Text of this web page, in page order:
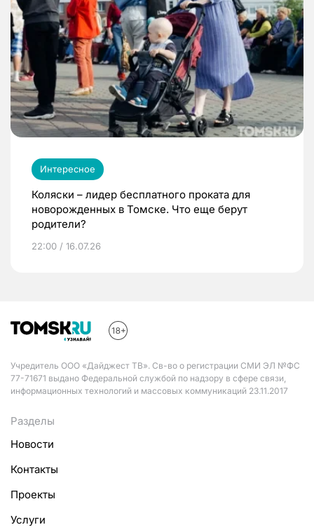
Интересное
Коляски – лидер бесплатного проката для
новорожденных в Томске. Что еще берут
родители?
22:00 / 16.07.26
Учредитель ООО «Дайджест ТВ». Св-во о регистрации СМИ ЭЛ №ФС
77-71671 выдано Федеральной службой по надзору в сфере связи,
информационных технологий и массовых коммуникаций 23.11.2017
Разделы
Новости
Контакты
Проекты
Услуги